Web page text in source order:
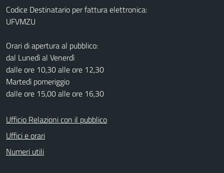
Codice Destinatario per fattura elettronica:
UFVMZU
Orari di apertura al pubblico:
dal Lunedì al Venerdì
dalle ore 10,30 alle ore 12,30
Martedì pomeriggio
dalle ore 15,00 alle ore 16,30
Ufficio Relazioni con il pubblico
Uffici e orari
Numeri utili